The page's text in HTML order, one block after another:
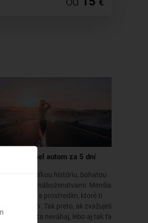
€
prejsť Izrael autom za 5 dní
je krajina s veľkou históriu, bohatou
a mnohými náboženstvami. Menšia
s púšťami a prostredím, ktoré ti
vezme dych. Tak preto, ak zvažuješ
tohto miesta neváhaj, lebo aj tak ťa